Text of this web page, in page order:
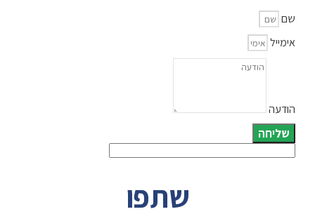
שם
אימייל
הודעה
שליחה
שתפו